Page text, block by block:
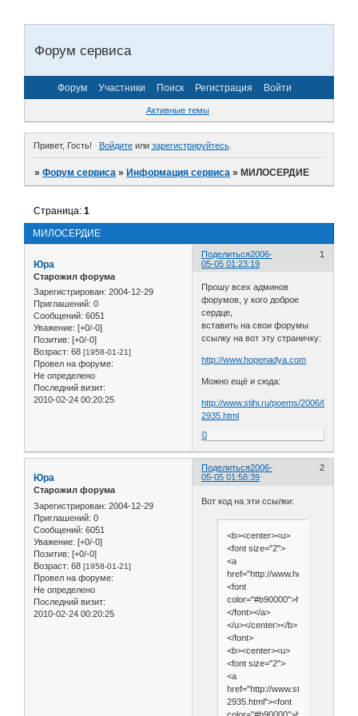
Форум сервиса
Форум Участники Поиск Регистрация Войти
Активные темы
Привет, Гость! Войдитеили зарегистрируйтесь.
»Форум сервиса »Информация сервиса »МИЛОСЕРДИЕ
МИЛОСЕРДИЕ
Страница:1
Поделиться 1
2006-
05-05 01:23:19
Юра
Старожил форума
Зарегистрирован: 2004-12-29
Приглашений: 0
Сообщений: 6051
Уважение: [+0/-0]
Позитив: [+0/-0]
Возраст: 68 [1958-01-21]
Провел на форуме:
Не определено
Последний визит:
2010-02-24 00:20:25
Прошу всех админов
форумов, у кого доброе
сердце,
вставить на свои форумы
ссылку на вот эту страничку:
http://www.hopenadya.com
Можно ещё и сюда:
http://www.stihi.ru/poems/2006/04/28-
2935.html
0
Поделиться 2
2006-
05-05 01:58:39
Юра
Старожил форума
Зарегистрирован: 2004-12-29
Приглашений: 0
Сообщений: 6051
Уважение: [+0/-0]
Позитив: [+0/-0]
Возраст: 68 [1958-01-21]
Провел на форуме:
Не определено
Последний визит:
2010-02-24 00:20:25
Вот код на эти ссылки:
<b><center><u>
<font size="2">
<a
href="http://
<font
color="#b90000">http://
</font></a>
</u></center></b>
</font>
<b><center><u>
<font size="2">
<a
href="http://www.stihi.ru/poems/
2935.html"><font